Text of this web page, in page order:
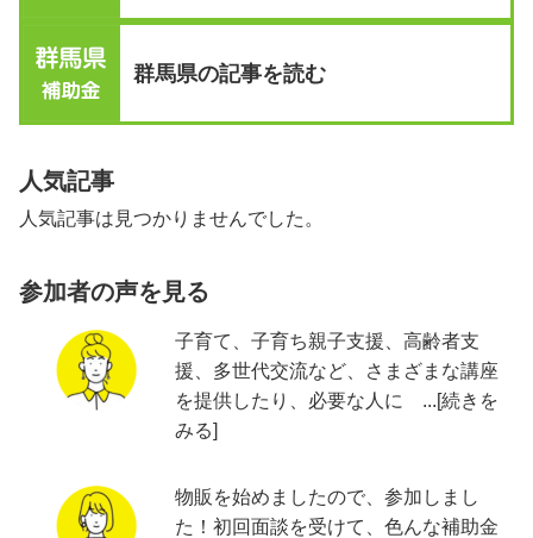
群馬県の記事を読む
人気記事
人気記事は見つかりませんでした。
参加者の声を見る
子育て、子育ち親子支援、高齢者支
援、多世代交流など、さまざまな講座
を提供したり、必要な人に ...[続きを
みる]
物販を始めましたので、参加しまし
た！初回面談を受けて、色んな補助金